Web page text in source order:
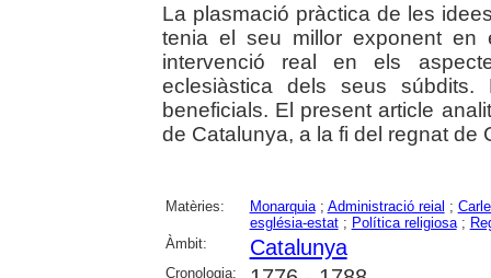
La plasmació pràctica de les
tenia el seu millor exponent en
intervenció real en els
eclesiàstica dels seus súbdits.
beneficials. El present article
de Catalunya, a la fi del regnat de
Matèries: Monarquia; Administració reial ;
església-estat; Política religiosa;
Àmbit:
Catalunya
Cronologia: